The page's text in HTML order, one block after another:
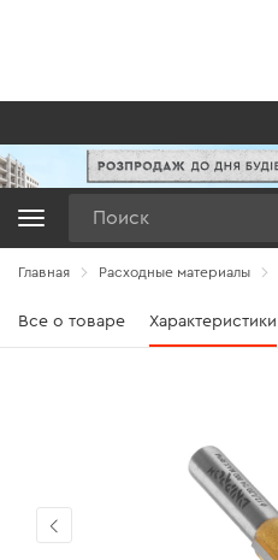
Главная Расходные материалы
Все о товаре Характеристики